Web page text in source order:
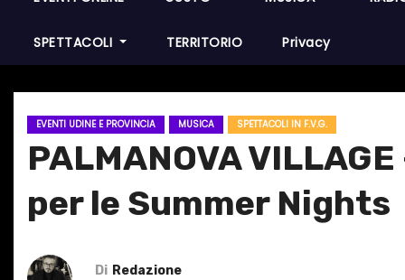
SPETTACOLI TERRITORIO Privacy
EVENTI UDINE E PROVINCIA MUSICA SPETTACOLI IN F.V.G.
PALMANOVA
per le Summer Nights
Di Redazione